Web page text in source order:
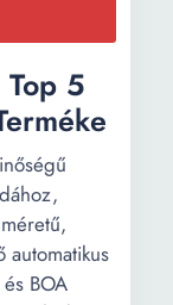
5
automatikus
BOA